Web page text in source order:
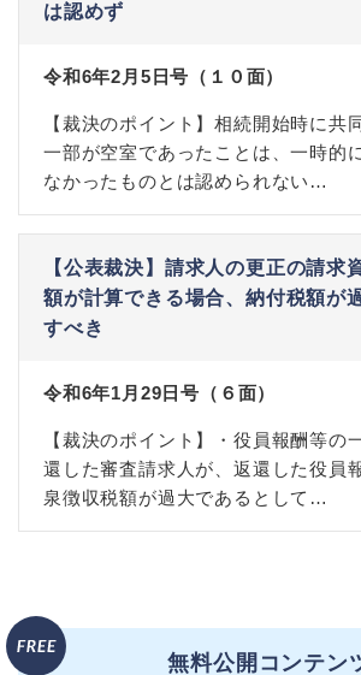
は認めず
令和6年2月5日号（１０面）
【裁決のポイント】相続開始時に共
一部が空室であったことは、一時的
なかったものとは認められない…
【公表裁決】請求人の更正の請求
額が計算できる場合、納付税額が
すべき
令和6年1月29日号（６面）
【裁決のポイント】・役員報酬等の
還した審査請求人が、返還した役員
泉徴収税額が過大であるとして…
無料公開コンテン